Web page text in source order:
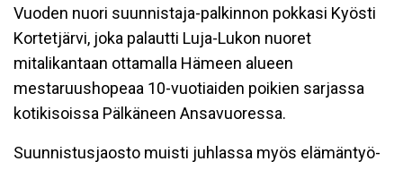
Vuoden nuori suunnistaja-palkinnon pokkasi Kyösti
Kortetjärvi, joka palautti Luja-Lukon nuoret
mitalikantaan ottamalla Hämeen alueen
mestaruushopeaa 10-vuotiaiden poikien sarjassa
kotikisoissa Pälkäneen Ansavuoressa.
Suunnistusjaosto muisti juhlassa myös elämäntyö-